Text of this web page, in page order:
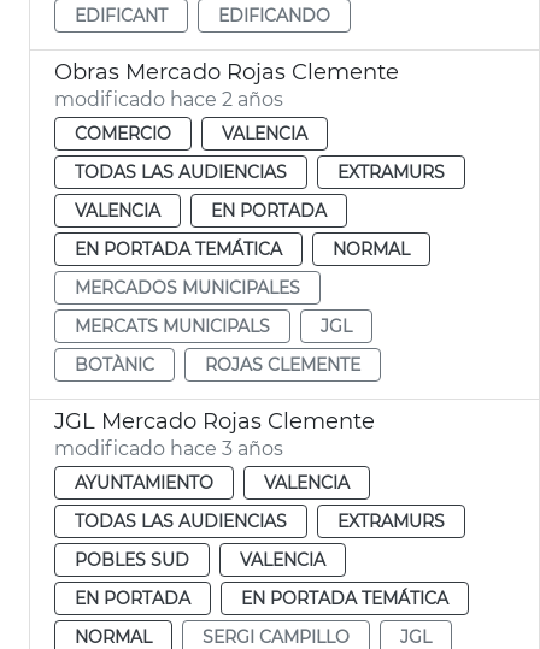
EDIFICANT
EDIFICANDO
Obras Mercado Rojas Clemente
modificado hace 2 años
COMERCIO
VALENCIA
TODAS LAS AUDIENCIAS
EXTRAMURS
VALENCIA
EN PORTADA
EN PORTADA TEMÁTICA
NORMAL
MERCADOS MUNICIPALES
MERCATS MUNICIPALS
JGL
BOTÀNIC
ROJAS CLEMENTE
JGL Mercado Rojas Clemente
modificado hace 3 años
AYUNTAMIENTO
VALENCIA
TODAS LAS AUDIENCIAS
EXTRAMURS
POBLES SUD
VALENCIA
EN PORTADA
EN PORTADA TEMÁTICA
NORMAL
SERGI CAMPILLO JGL